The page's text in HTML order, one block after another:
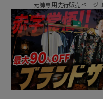
元帥専用先行販売ページ